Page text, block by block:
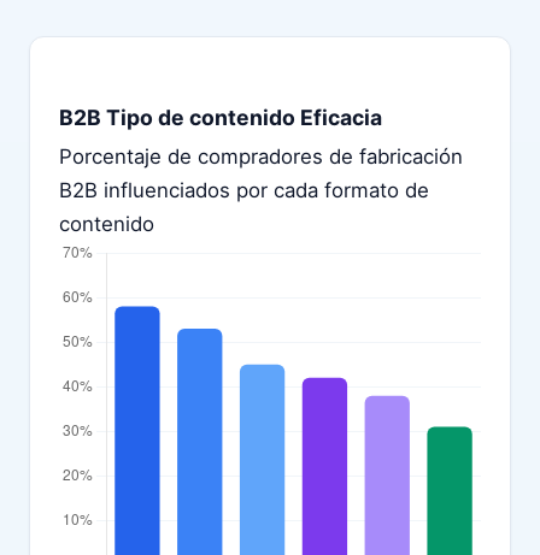
B2B Tipo de contenido Eficacia
Porcentaje de compradores de fabricación
B2B influenciados por cada formato de
contenido